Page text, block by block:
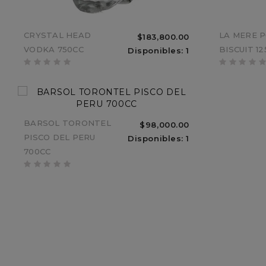
ESTUCHE CARTON
ACHAVAL FERRER
$33,000.00
Sin Stock
CAFÉ
CRYSTAL HEAD
VODKA 750CC
$183,800.00
Disponibles: 1
BARSOL TORONTEL
PISCO DEL PERU
700CC
$98,000.00
Disponibles: 1
LA MERE
BISCUIT